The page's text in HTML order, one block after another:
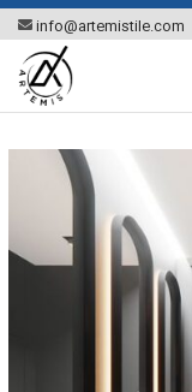
info@artemistile.com